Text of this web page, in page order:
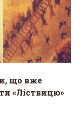
що вже
«Ліствицю»